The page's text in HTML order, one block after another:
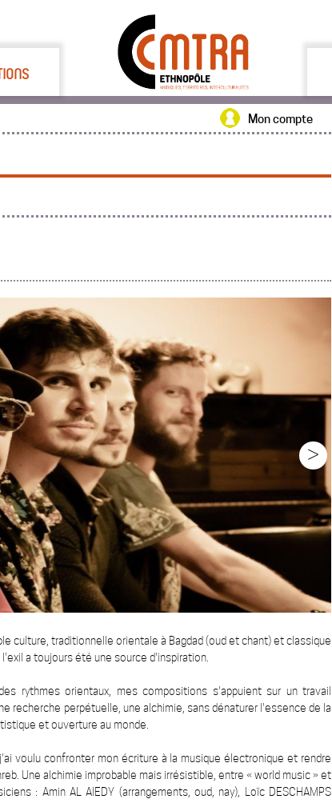
Mon compte
>
culture, traditionnelle orientale à Bagdad (oud et chant) et classique
a toujours été une source d'inspiration.
rythmes orientaux, mes compositions s'appuient sur un travail
recherche perpétuelle, une alchimie, sans dénaturer l'essence de la
et ouverture au monde.
j'ai voulu confronter mon écriture à la musique électronique et rendre
Une alchimie improbable mais irrésistible, entre « world music » et
: Amin AL AIEDY (arrangements, oud, nay), Loïc DESCHAMPS